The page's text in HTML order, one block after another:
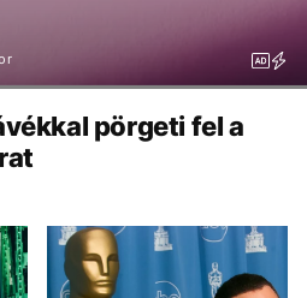
pörgeti fel a